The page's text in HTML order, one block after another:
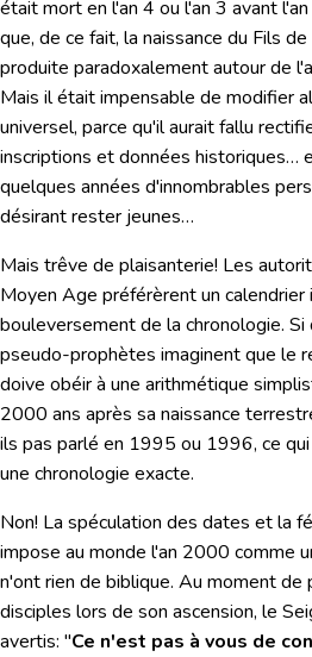
était mort en l'an 4 ou l'an 3 avant
que, de ce fait, la naissance du Fils
produite paradoxalement autour de
Mais il était impensable de modifier
universel, parce qu'il aurait fallu
inscriptions et données historiques…
quelques années d'innombrables
désirant rester jeunes…
Mais trêve de plaisanterie! Les
Moyen Age préférèrent un calendrier
bouleversement de la chronologie. Si
pseudo-prophètes imaginent que le
doive obéir à une arithmétique
2000 ans après sa naissance
ils pas parlé en 1995 ou 1996, ce
une chronologie exacte.
Non! La spéculation des dates et la
impose au monde l'an 2000 comme
n'ont rien de biblique. Au moment de
disciples lors de son ascension, le
avertis: "Ce n'est pas à vous de